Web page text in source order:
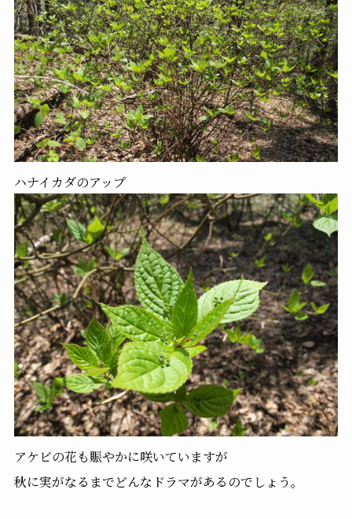
ハナイカダのアップ
アケビの花も賑やかに咲いていますが
秋に実がなるまでどんなドラマがあるのでしょう。